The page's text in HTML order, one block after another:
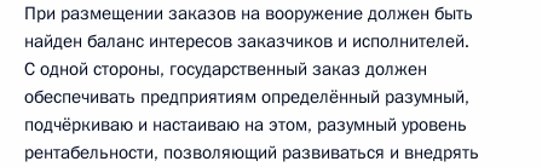
При размещении заказов на вооружение должен быть
найден баланс интересов заказчиков и исполнителей.
С одной стороны, государственный заказ должен
обеспечивать предприятиям определённый разумный,
подчёркиваю и настаиваю на этом, разумный уровень
рентабельности, позволяющий развиваться и внедрять